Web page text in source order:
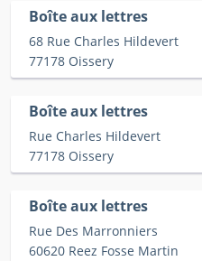
Boîte aux lettres
68 Rue Charles Hildevert
77178 Oissery
Boîte aux lettres
Rue Charles Hildevert
77178 Oissery
Boîte aux lettres
Rue Des Marronniers
60620 Reez Fosse Martin